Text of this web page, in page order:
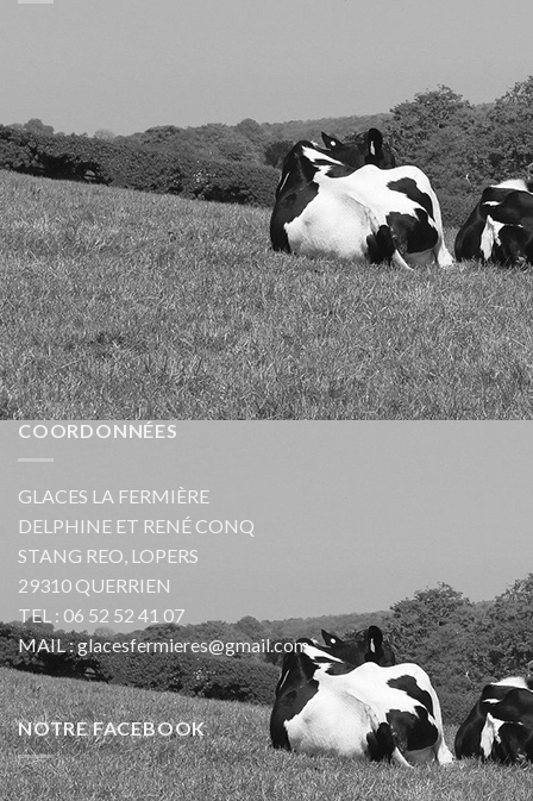
COORDONNÉES
GLACES LA FERMIÈRE
DELPHINE ET RENÉ CONQ
STANG REO, LOPERS
29310 QUERRIEN
TEL : 06 52 52 41 07
MAIL :glacesfermieres@gmail.com
NOTRE FACEBOOK